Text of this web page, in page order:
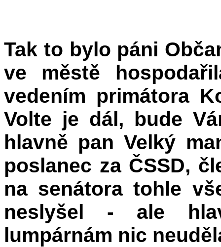
Tak to bylo páni
ve městě
vedením primátora
Volte je dál, bude
hlavně pan Velký
poslanec za ČSSD,
na senátora tohle
neslyšel - ale
lumpárnám nic